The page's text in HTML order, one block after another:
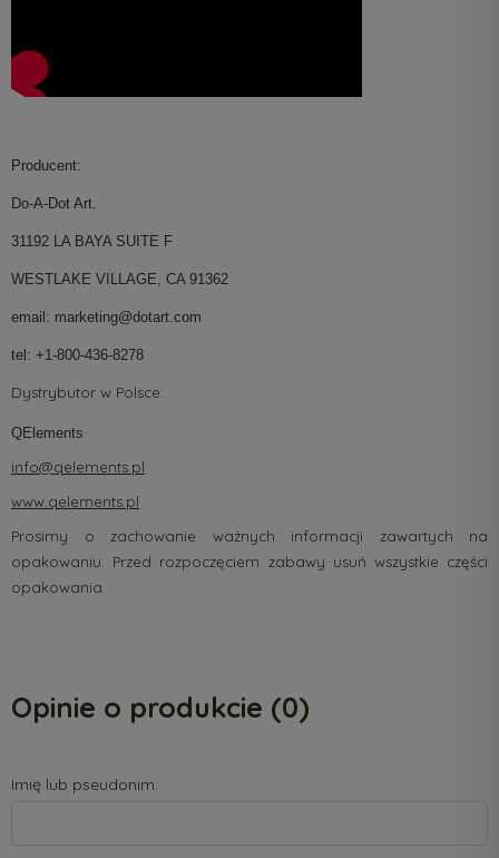
Producent:
Do-A-Dot Art.
31192 LA BAYA SUITE F
WESTLAKE VILLAGE, CA 91362
email: marketing@dotart.com
tel: +1-800-436-8278
Dystrybutor w Polsce:
QElements
info@qelements.pl
www.qelements.pl
Prosimy o zachowanie ważnych informacji zawartych na
opakowaniu. Przed rozpoczęciem zabawy usuń wszystkie części
opakowania.
Opinie o produkcie (0)
Imię lub pseudonim: